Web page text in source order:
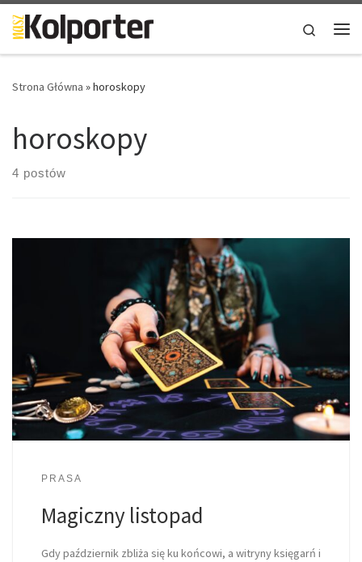
Skip to content
Search
Strona Główna »horoskopy
horoskopy
4 postów
PRASA
Magiczny listopad
Gdy październik zbliża się ku końcowi, a witryny księgarń i